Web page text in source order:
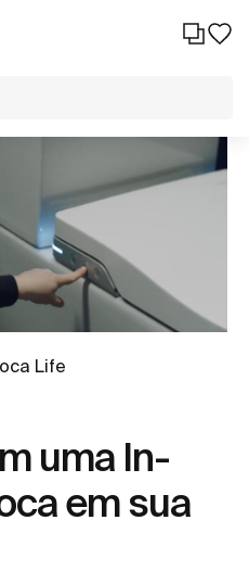
Life
uma In-
em sua